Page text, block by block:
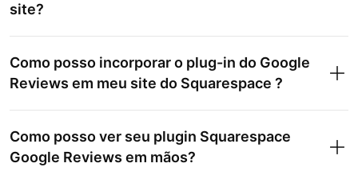
site?
Como posso incorporar o plug-in do Google
Reviews em meu site do Squarespace ?
Como posso ver seu plugin Squarespace
Google Reviews em mãos?